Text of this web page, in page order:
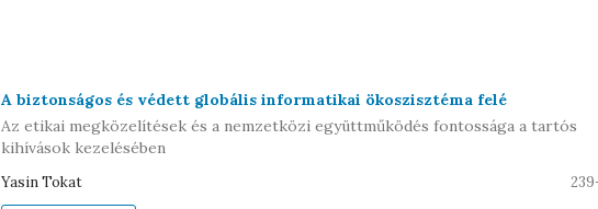
A biztonságos és védett globális informatikai ökoszisztéma felé
Az etikai megközelítések és a nemzetközi együttműködés fontossága a tartós
kihívások kezelésében
Yasin Tokat